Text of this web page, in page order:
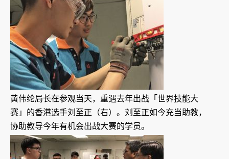
黄伟纶局长在参观当天，重遇去年出战「世界技能大
赛」的香港选手刘至正（右）。刘至正如今充当助教，
协助教导今年有机会出战大赛的学员。